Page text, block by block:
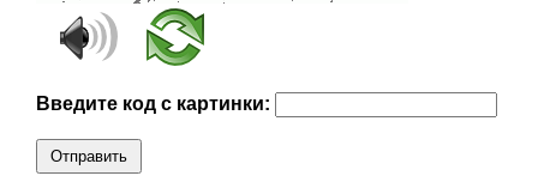
Введите код с картинки:
Отправить